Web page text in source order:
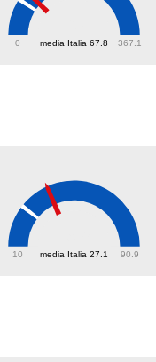
media Italia 67.8
0 367.1
media Italia 27.1
10 90.9